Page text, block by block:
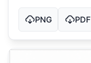
PNG PDF